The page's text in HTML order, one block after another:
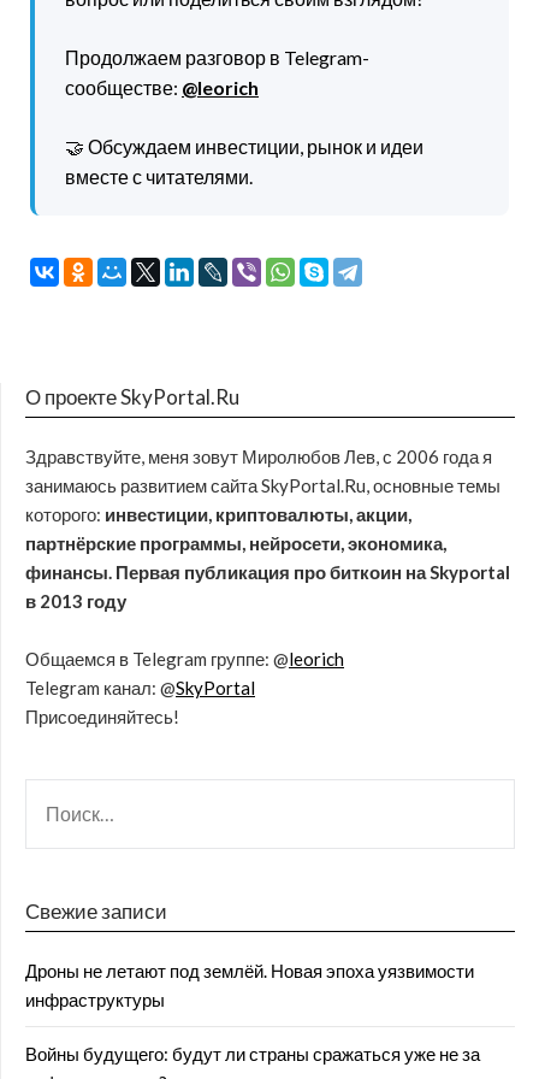
Продолжаем разговор в Telegram-
сообществе: @leorich
🤝 Обсуждаем инвестиции, рынок и идеи
вместе с читателями.
О проекте SkyPortal.Ru
Здравствуйте, меня зовут Миролюбов Лев, с 2006 года я
занимаюсь развитием сайта SkyPortal.Ru, основные темы
которого: инвестиции, криптовалюты, акции,
партнёрские программы, нейросети, экономика,
финансы. Первая публикация про биткоин на Skyportal
в 2013 году
Общаемся в Telegram группе: @leorich
Telegram канал: @SkyPortal
Присоединяйтесь!
Свежие записи
Дроны не летают под землёй. Новая эпоха уязвимости
инфраструктуры
Войны будущего: будут ли страны сражаться уже не за